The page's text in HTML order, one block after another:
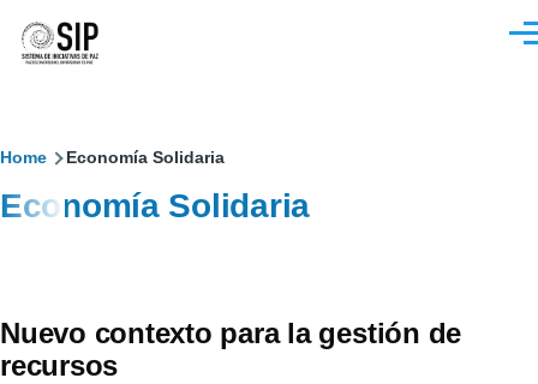
Sobrescribir
enlaces
a
Home Economía Solidaria
Economía Solidaria
Nuevo contexto para la gestión de
recursos